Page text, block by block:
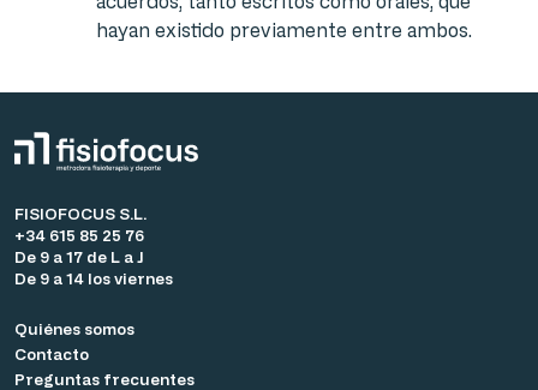
hayan existido previamente entre ambos.
FISIOFOCUS S.L.
+34 615 85 25 76
De 9 a 17 de L a J
De 9 a 14 los viernes
Quiénes somos
Contacto
Preguntas frecuentes